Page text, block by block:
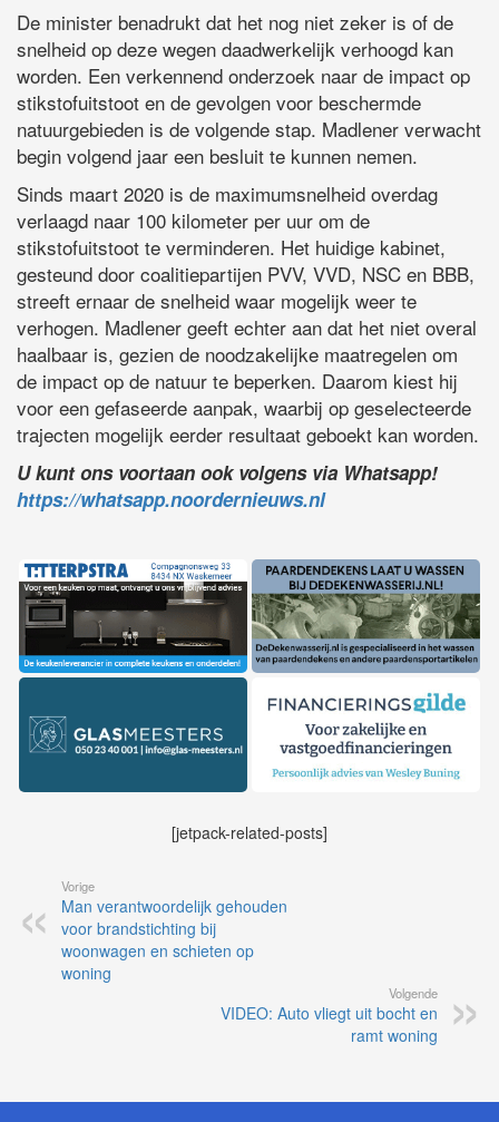
De minister benadrukt dat het nog niet zeker is of de
snelheid op deze wegen daadwerkelijk verhoogd kan
worden. Een verkennend onderzoek naar de impact op
stikstofuitstoot en de gevolgen voor beschermde
natuurgebieden is de volgende stap. Madlener verwacht
begin volgend jaar een besluit te kunnen nemen.
Sinds maart 2020 is de maximumsnelheid overdag
verlaagd naar 100 kilometer per uur om de
stikstofuitstoot te verminderen. Het huidige kabinet,
gesteund door coalitiepartijen PVV, VVD, NSC en BBB,
streeft ernaar de snelheid waar mogelijk weer te
verhogen. Madlener geeft echter aan dat het niet overal
haalbaar is, gezien de noodzakelijke maatregelen om
de impact op de natuur te beperken. Daarom kiest hij
voor een gefaseerde aanpak, waarbij op geselecteerde
trajecten mogelijk eerder resultaat geboekt kan worden.
U kunt ons voortaan ook volgens via Whatsapp!
https://whatsapp.noordernieuws.nl
[jetpack-related-posts]
Vorige
Man verantwoordelijk gehouden
voor brandstichting bij
woonwagen en schieten op
woning
Volgende
VIDEO: Auto vliegt uit bocht en
ramt woning